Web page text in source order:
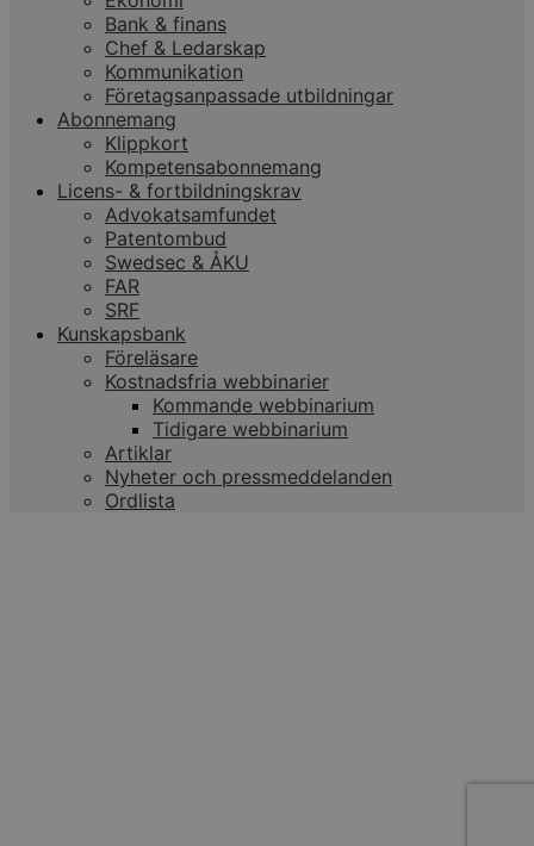
Bank & finans
Chef & Ledarskap
Kommunikation
Företagsanpassade utbildningar
Abonnemang
Klippkort
Kompetensabonnemang
Licens- & fortbildningskrav
Advokatsamfundet
Patentombud
Swedsec & ÅKU
FAR
SRF
Kunskapsbank
Föreläsare
Kostnadsfria webbinarier
Kommande webbinarium
Tidigare webbinarium
Artiklar
Nyheter och pressmeddelanden
Ordlista